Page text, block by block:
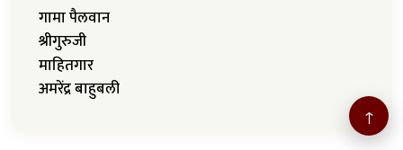
गामा पैलवान
श्रीगुरुजी
माहितगार
अमरेंद्र बाहुबली
↑